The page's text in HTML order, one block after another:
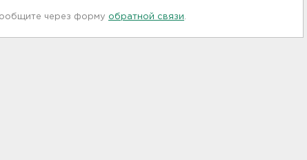
через форму обратной связи